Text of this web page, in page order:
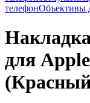
телефонОбъективы
для